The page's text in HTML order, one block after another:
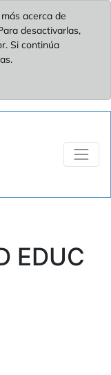
acerca de
desactivarlas,
Si continúa
EDUC